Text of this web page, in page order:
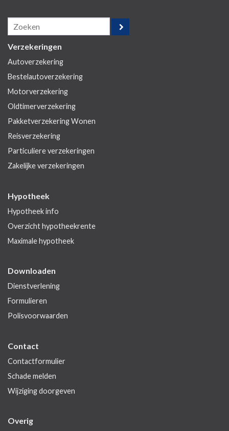
Verzekeringen
Autoverzekering
Bestelautoverzekering
Motorverzekering
Oldtimerverzekering
Pakketverzekering Wonen
Reisverzekering
Particuliere verzekeringen
Zakelijke verzekeringen
Hypotheek
Hypotheek info
Overzicht hypotheekrente
Maximale hypotheek
Downloaden
Dienstverlening
Formulieren
Polisvoorwaarden
Contact
Contactformulier
Schade melden
Wijziging doorgeven
Overig